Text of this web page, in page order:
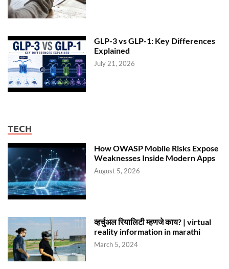
GLP-3 vs GLP-1: Key Differences
Explained
July 21, 2026
TECH
How OWASP Mobile Risks Expose
Weaknesses Inside Modern Apps
August 5, 2026
व्हर्चुअल रियालिटी म्हणजे काय? | virtual
reality information in marathi
March 5, 2024